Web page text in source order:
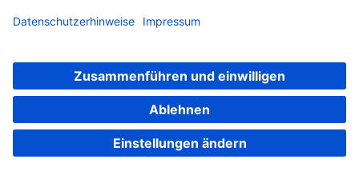
Impressum
Datenschutz
Cookie-Einstellungen